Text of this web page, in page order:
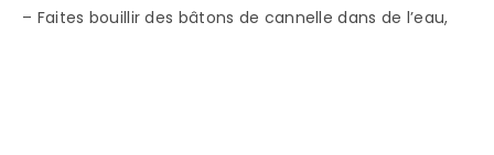
– Faites bouillir des bâtons de cannelle dans de l’eau,